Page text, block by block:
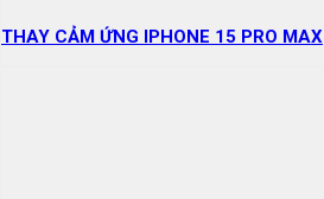
THAY CẢM ỨNG IPHONE 15 PRO MAX